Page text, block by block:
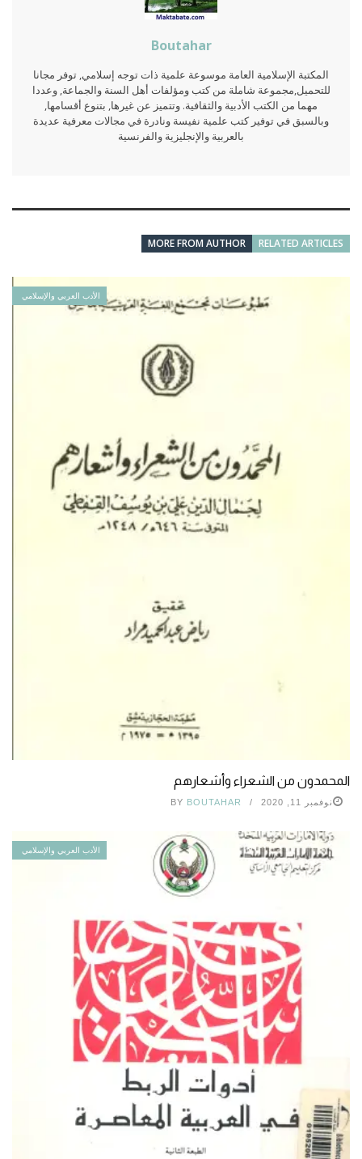
Boutahar
المكتبة الإسلامية العامة موسوعة علمية ذات توجه إسلامي, توفر مجانا
للتحميل,مجموعة شاملة من كتب ومؤلفات أهل السنة والجماعة, وعددا
مهما من الكتب الأدبية والثقافية. وتتميز عن غيرها, بتنوع أقسامها,
وبالسبق في توفير كتب علمية نفيسة ونادرة في مجالات معرفية عديدة
بالعربية والإنجليزية والفرنسية
RELATED ARTICLES
MORE FROM AUTHOR
الأدب العربي والإسلامي
المحمدون من الشعراء وأشعارهم
نوفمبر 11, 2020 BY BOUTAHAR
الأدب العربي والإسلامي